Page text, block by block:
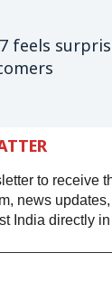
feels
to receive
news updates,
India directly